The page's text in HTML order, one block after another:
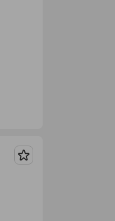
Guardar